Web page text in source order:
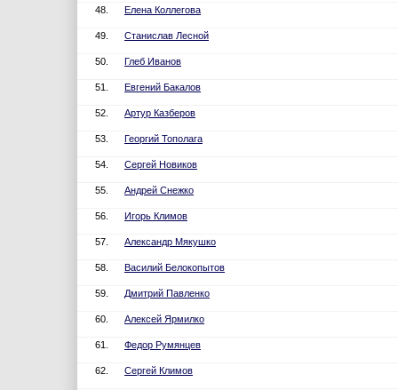
48. Елена Коллегова
49. Станислав Лесной
50. Глеб Иванов
51. Евгений Бакалов
52. Артур Казберов
53. Георгий Тополага
54. Сергей Новиков
55. Андрей Снежко
56. Игорь Климов
57. Александр Мякушко
58. Василий Белокопытов
59. Дмитрий Павленко
60. Алексей Ярмилко
61. Федор Румянцев
62. Сергей Климов